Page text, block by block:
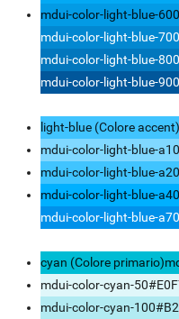
mdui-color-light-blue-600
mdui-color-light-blue-700
mdui-color-light-blue-800
mdui-color-light-blue-900
light-blue (Colore accent)
mdui-color-light-blue-
mdui-color-light-blue-
mdui-color-light-blue-
mdui-color-light-blue-
cyan (Colore primario)
mdui-color-cyan-50
mdui-color-cyan-100